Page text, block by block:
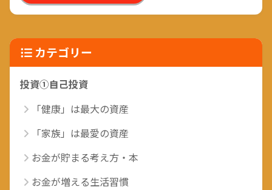
カテゴリー
投資①自己投資
「健康」は最大の資産
「家族」は最愛の資産
お金が貯まる考え方・本
お金が増える生活習慣